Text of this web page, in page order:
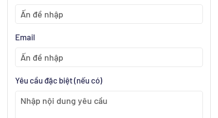
Email
Yêu cầu đặc biệt (nếu có)